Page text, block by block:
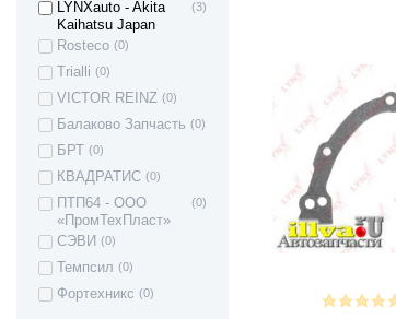
LYNXauto - Akita
Kaihatsu Japan
(3)
Rosteco (0)
Trialli (0)
VICTOR REINZ (0)
Балаково Запчасть (0)
БРТ (0)
КВАДРАТИС (0)
ПТП64 - ООО
«ПромТехПласт»
(0)
СЭВИ (0)
Темпсил (0)
Фортехникс (0)
ORLANDO
Chevrolet Cruze
Chevrolet Lacetti
Citroen C2 (2)
Citroen C3 (4)
Citroen C4
Citroen C5 (3)
Citroen C6 (1)
Citroen C8 (2)
Citroen XANTIA
Citroen Jumper
Citroen JUMPY